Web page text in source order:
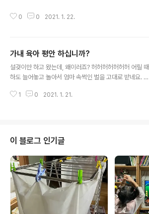
0 0 2021. 1. 22.
가내 육아 평안 하십니까?
설겆이만 하고 왔는데, 왜이러죠? 허허허허허허허 어릴 때
하도 늘어놓고 놀아서 엄마 속썩인 벌을 고대로 받네요. 허
엇..... 밖에 비가 내리고 내 마음에도 비가 내리네요. 허허허
1 0 2021. 1. 21.
이 블로그 인기글